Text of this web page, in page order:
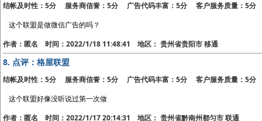
结帐及时性：5分 服务商信誉：5分 广告代码丰富：5分 客户服务质量：5分
这个联盟是做微信广告的吗？
作者：匿名 时间：2022/1/18 11:48:41 地区： 贵州省贵阳市 移通
8. 点评：格屋联盟
结帐及时性：5分 服务商信誉：5分 广告代码丰富：5分 客户服务质量：5分
这个联盟好像没听说过第一次做
作者：匿名 时间：2022/1/17 20:14:31 地区： 贵州省黔南州都匀市 联通